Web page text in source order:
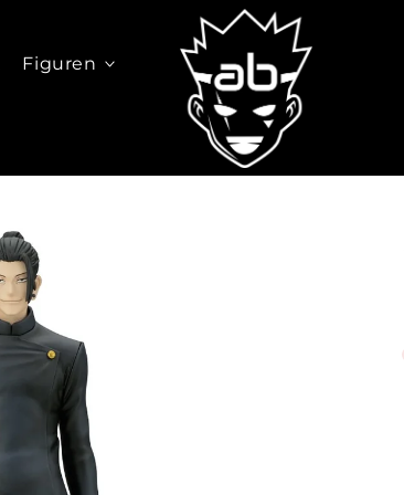
Figuren